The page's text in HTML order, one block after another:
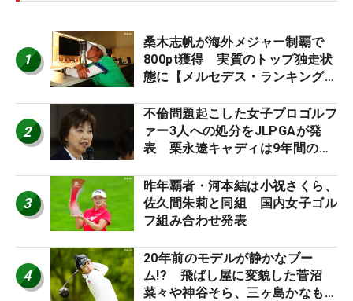
1
桑木志帆が海外メジャー制覇で
800pt獲得 実質のトップ独走状
態に【メルセデス・ランキング番
2
不倫問題起こした女子プロゴルフ
ァー3人への処分をJLPGAが発
表 栗永遼キャディは9年間の立
3
昨年覇者・河本結は小祝さくら、
佐久間朱莉と同組 国内女子ゴル
フ組み合わせ発表
4
20年前のモデルが静かなブー
ム!? 飛ばし屋に変貌した菅沼
菜々や神谷そら、三ヶ島かなも使